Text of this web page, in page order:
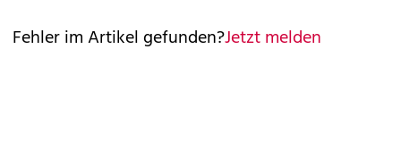
Fehler im Artikel gefunden?Jetzt melden